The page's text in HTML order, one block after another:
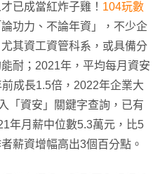
已成當紅炸子雞！ 104玩數
功力、不論年資」，不少企
其資工資管科系，或具備分
耐；2021年，平均每月資安
成長1.5倍，2022年企業大
「資安」關鍵字查詢，已有
年月薪中位數5.3萬元，比5
薪資增幅高出3個百分點。